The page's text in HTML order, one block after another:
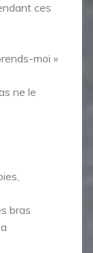
ces
moi »
ne le
bras